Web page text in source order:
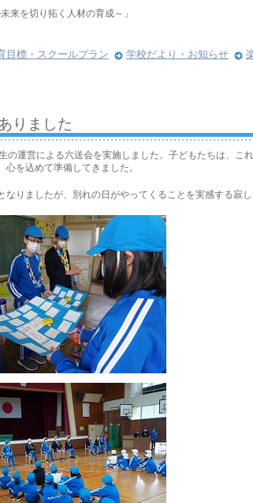
来を切り拓く人材の育成～」
目標・スクールプラン 学校だより・お知らせ
りました
の運営による六送会を実施しました。子どもたちは、こ
心を込めて準備してきました。
なりましたが、別れの日がやってくることを実感する寂し